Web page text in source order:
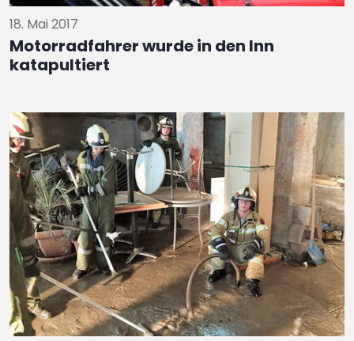
18. Mai 2017
Motorradfahrer wurde in den Inn
katapultiert